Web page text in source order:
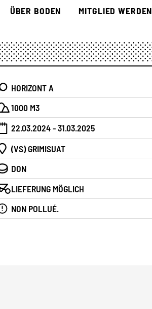
ÜBER BODEN MITGLIED WERDEN
HORIZONT A
1000 M3
22.03.2024 - 31.03.2025
(VS) GRIMISUAT
DON
LIEFERUNG MÖGLICH
NON POLLUÉ.